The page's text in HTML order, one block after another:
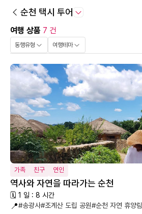
순천 택시 투어
여행 상품 7 건
동행유형 여행테마
가족 친구 연인
역사와 자연을 따라가는 순천
🗓 1 일 : 8 시간
📍#송광사#조계산 도립 공원#순천 자연 휴양림